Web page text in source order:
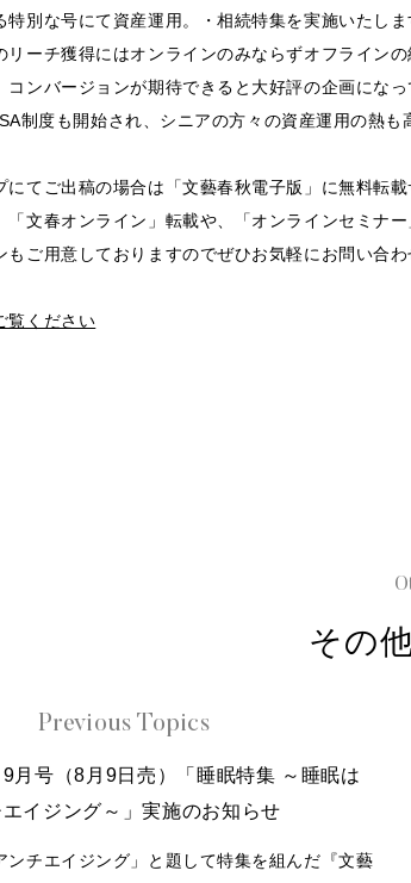
特別な号にて資産運用。・相続特集を実施いたしま
リーチ獲得にはオンラインのみならずオフライン
コンバージョンが期待できると大好評の企画になっ
制度も開始され、シニアの方々の資産運用の熱も
にてご出稿の場合は「文藝春秋電子版」に無料転載
「文春オンライン」転載や、「オンラインセミナ
もご用意しておりますのでぜひお気軽にお問い合わ
覧ください
その
Previous Topics
9月号（8月9日売）「睡眠特集 ～睡眠は
イジング～」実施のお知らせ
ンチエイジング」と題して特集を組んだ『文藝